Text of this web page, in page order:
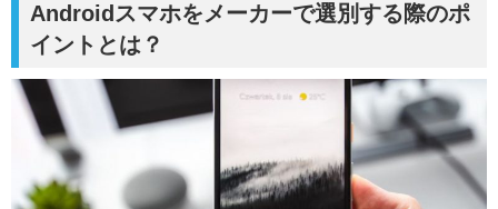
Androidスマホをメーカーで選別する際のポ
イントとは？